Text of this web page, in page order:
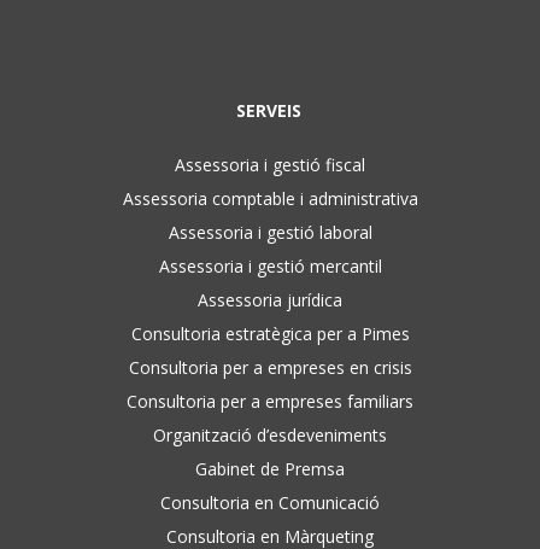
SERVEIS
Assessoria i gestió fiscal
Assessoria comptable i administrativa
Assessoria i gestió laboral
Assessoria i gestió mercantil
Assessoria jurídica
Consultoria estratègica per a Pimes
Consultoria per a empreses en crisis
Consultoria per a empreses familiars
Organització d’esdeveniments
Gabinet de Premsa
Consultoria en Comunicació
Consultoria en Màrqueting